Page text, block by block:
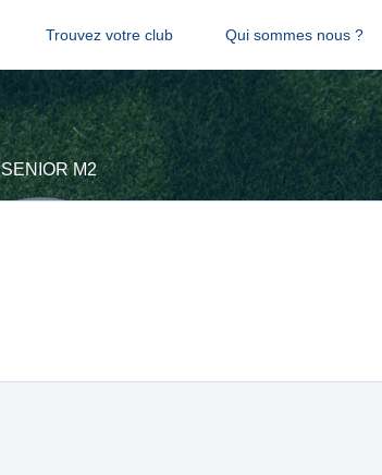
Trouvez votre club Qui sommes nous ?
SENIOR M2